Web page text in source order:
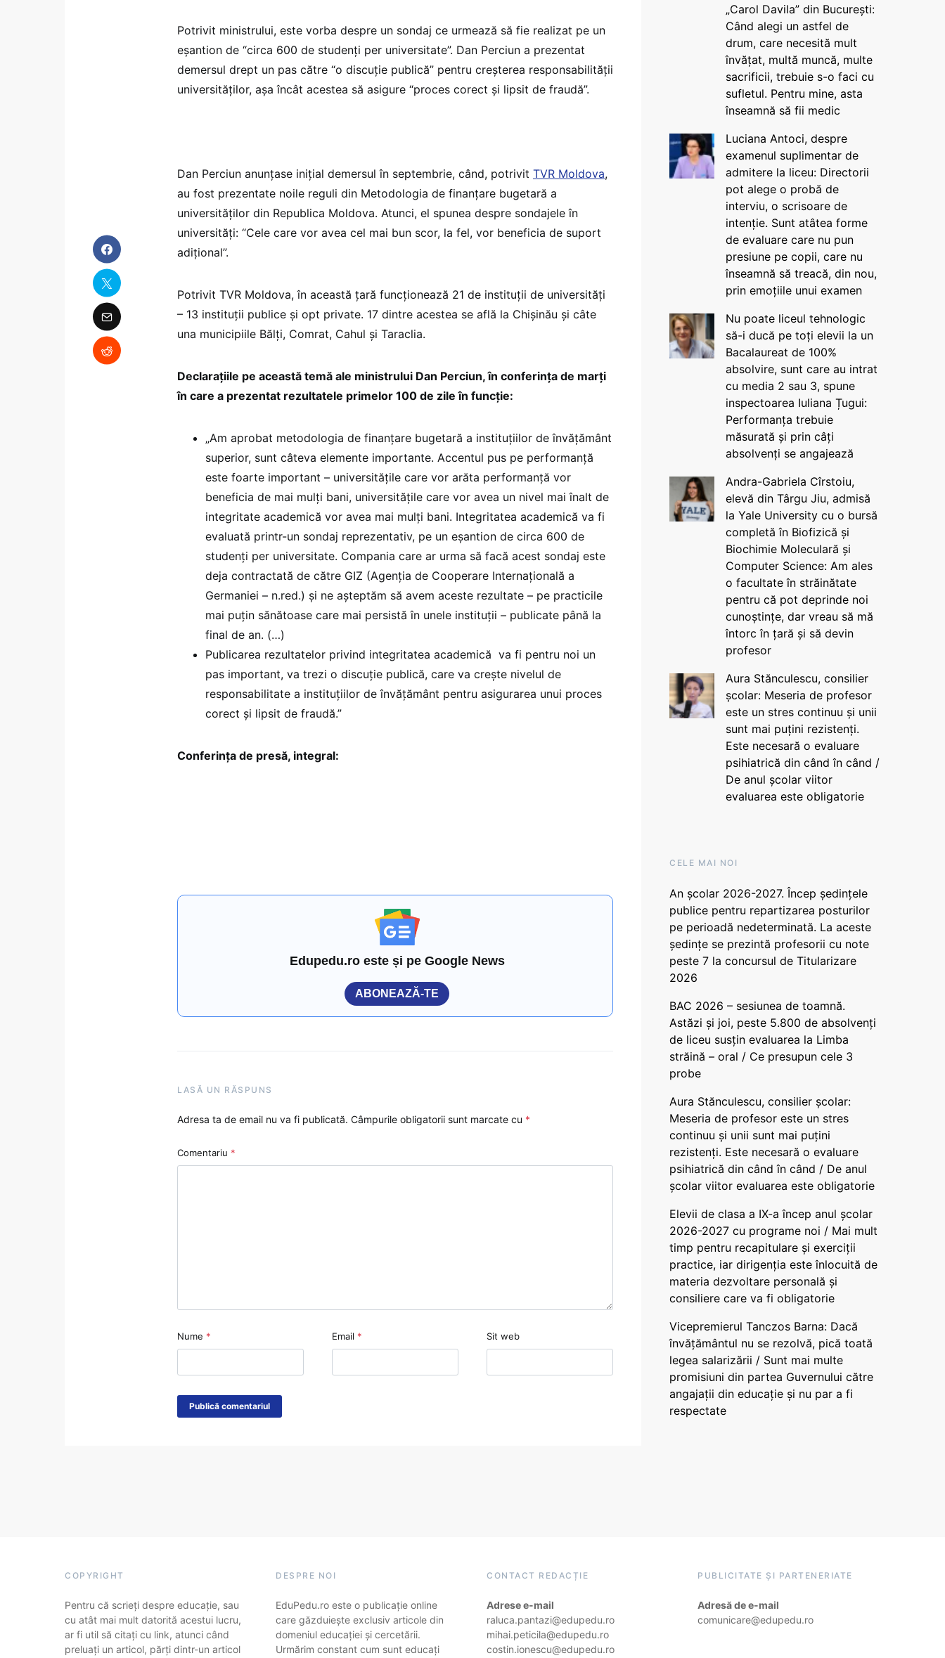
Potrivit ministrului, este vorba despre un sondaj ce urmează să fie realizat pe un
eșantion de “circa 600 de studenți per universitate”. Dan Perciun a prezentat
demersul drept un pas către “o discuție publică” pentru creșterea responsabilității
universităților, așa încât acestea să asigure “proces corect și lipsit de fraudă”.
Dan Perciun anunțase inițial demersul în septembrie, când, potrivit TVR Moldova,
au fost prezentate noile reguli din Metodologia de finanțare bugetară a
universităților din Republica Moldova. Atunci, el spunea despre sondajele în
universități: “Cele care vor avea cel mai bun scor, la fel, vor beneficia de suport
adițional”.
Potrivit TVR Moldova, în această țară funcționează 21 de instituții de universități
– 13 instituții publice și opt private. 17 dintre acestea se află la Chișinău și câte
una municipiile Bălți, Comrat, Cahul și Taraclia.
Declarațiile pe această temă ale ministrului Dan Perciun, în conferința de marți
în care a prezentat rezultatele primelor 100 de zile în funcție:
„Am aprobat metodologia de finanțare bugetară a instituțiilor de învățământ
superior, sunt câteva elemente importante. Accentul pus pe performanță
este foarte important – universitățile care vor arăta performanță vor
beneficia de mai mulți bani, universitățile care vor avea un nivel mai înalt de
integritate academică vor avea mai mulți bani. Integritatea academică va fi
evaluată printr-un sondaj reprezentativ, pe un eșantion de circa 600 de
studenți per universitate. Compania care ar urma să facă acest sondaj este
deja contractată de către GIZ (Agenția de Cooperare Internațională a
Germaniei – n.red.) și ne așteptăm să avem aceste rezultate – pe practicile
mai puțin sănătoase care mai persistă în unele instituții – publicate până la
final de an. (…)
Publicarea rezultatelor privind integritatea academică va fi pentru noi un
pas important, va trezi o discuție publică, care va crește nivelul de
responsabilitate a instituțiilor de învățământ pentru asigurarea unui proces
corect și lipsit de fraudă.”
Conferința de presă, integral:
Edupedu.ro este și pe Google News
ABONEAZĂ-TE
LASĂ UN RĂSPUNS
Adresa ta de email nu va fi publicată. Câmpurile obligatorii sunt marcate cu *
Comentariu *
Nume * Email * Sit web
„Carol Davila” din București:
Când alegi un astfel de
drum, care necesită mult
învățat, multă muncă, multe
sacrificii, trebuie s-o faci cu
sufletul. Pentru mine, asta
înseamnă să fii medic
Luciana Antoci, despre
examenul suplimentar de
admitere la liceu: Directorii
pot alege o probă de
interviu, o scrisoare de
intenție. Sunt atâtea forme
de evaluare care nu pun
presiune pe copii, care nu
înseamnă să treacă, din nou,
prin emoțiile unui examen
Nu poate liceul tehnologic
să-i ducă pe toți elevii la un
Bacalaureat de 100%
absolvire, sunt care au intrat
cu media 2 sau 3, spune
inspectoarea Iuliana Țugui:
Performanța trebuie
măsurată și prin câți
absolvenți se angajează
Andra-Gabriela Cîrstoiu,
elevă din Târgu Jiu, admisă
la Yale University cu o bursă
completă în Biofizică și
Biochimie Moleculară și
Computer Science: Am ales
o facultate în străinătate
pentru că pot deprinde noi
cunoștințe, dar vreau să mă
întorc în țară și să devin
profesor
Aura Stănculescu, consilier
școlar: Meseria de profesor
este un stres continuu și unii
sunt mai puțini rezistenți.
Este necesară o evaluare
psihiatrică din când în când /
De anul școlar viitor
evaluarea este obligatorie
CELE MAI NOI
An școlar 2026-2027. Încep ședințele
publice pentru repartizarea posturilor
pe perioadă nedeterminată. La aceste
ședințe se prezintă profesorii cu note
peste 7 la concursul de Titularizare
2026
BAC 2026 – sesiunea de toamnă.
Astăzi și joi, peste 5.800 de absolvenți
de liceu susțin evaluarea la Limba
străină – oral / Ce presupun cele 3
probe
Aura Stănculescu, consilier școlar:
Meseria de profesor este un stres
continuu și unii sunt mai puțini
rezistenți. Este necesară o evaluare
psihiatrică din când în când / De anul
școlar viitor evaluarea este obligatorie
Elevii de clasa a IX-a încep anul școlar
2026-2027 cu programe noi / Mai mult
timp pentru recapitulare și exerciții
practice, iar dirigenția este înlocuită de
materia dezvoltare personală și
consiliere care va fi obligatorie
Vicepremierul Tanczos Barna: Dacă
învățământul nu se rezolvă, pică toată
legea salarizării / Sunt mai multe
promisiuni din partea Guvernului către
angajații din educație și nu par a fi
respectate
COPYRIGHT
Pentru că scrieți despre educație, sau
cu atât mai mult datorită acestui lucru,
ar fi util să citați cu link, atunci când
preluați un articol, părți dintr-un articol
DESPRE NOI
EduPedu.ro este o publicație online
care găzduiește exclusiv articole din
domeniul educației și cercetării.
Urmărim constant cum sunt educați
CONTACT REDACȚIE
Adrese e-mail
raluca.pantazi@edupedu.ro
mihai.peticila@edupedu.ro
costin.ionescu@edupedu.ro
PUBLICITATE ȘI PARTENERIATE
Adresă de e-mail
comunicare@edupedu.ro